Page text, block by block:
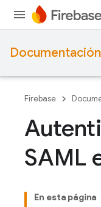
Documentación
Firebase
SAML
En esta página